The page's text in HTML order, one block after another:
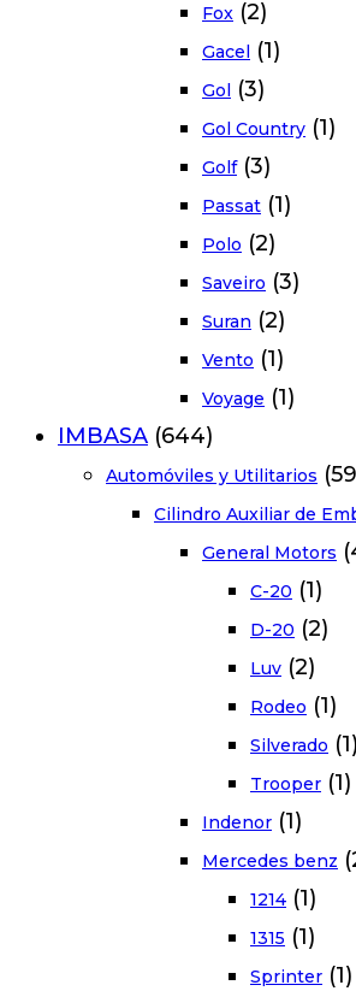
Fox (2)
Gacel (1)
Gol (3)
Gol Country (1)
Golf (3)
Passat (1)
Polo (2)
Saveiro (3)
Suran (2)
Vento (1)
Voyage (1)
IMBASA (644)
Automóviles y Utilitarios
Cilindro Auxiliar de
General Motors
C-20 (1)
D-20 (2)
Luv (2)
Rodeo (1)
Silverado (1)
Trooper (1)
Indenor (1)
Mercedes benz
1214 (1)
1315 (1)
Sprinter (1)